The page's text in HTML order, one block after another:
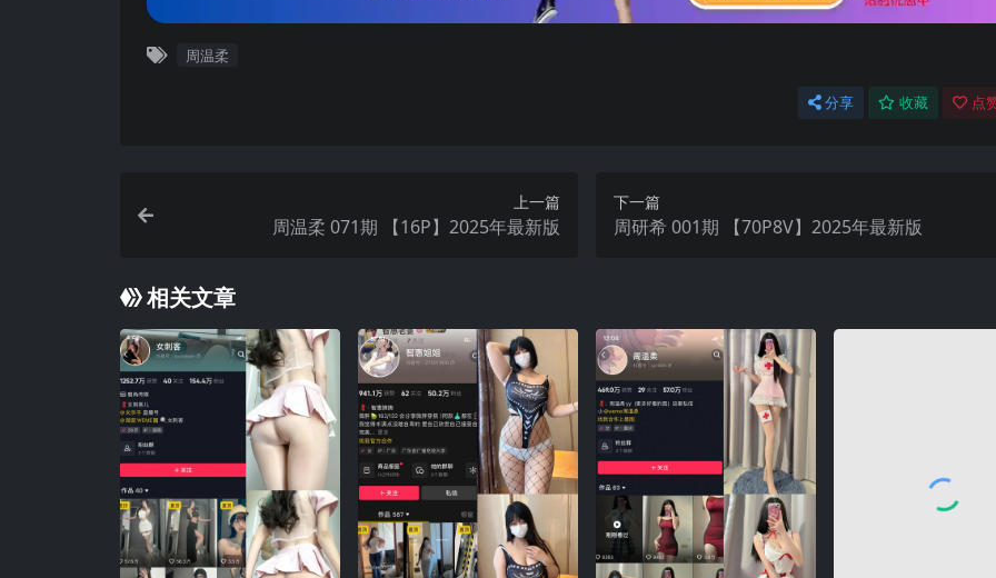
周温柔
分享 收藏 点
上一篇
周温柔 071期 【16P】2025年最新版
下一篇
周研希 001期 【70P8V】2025年最新版
相关文章